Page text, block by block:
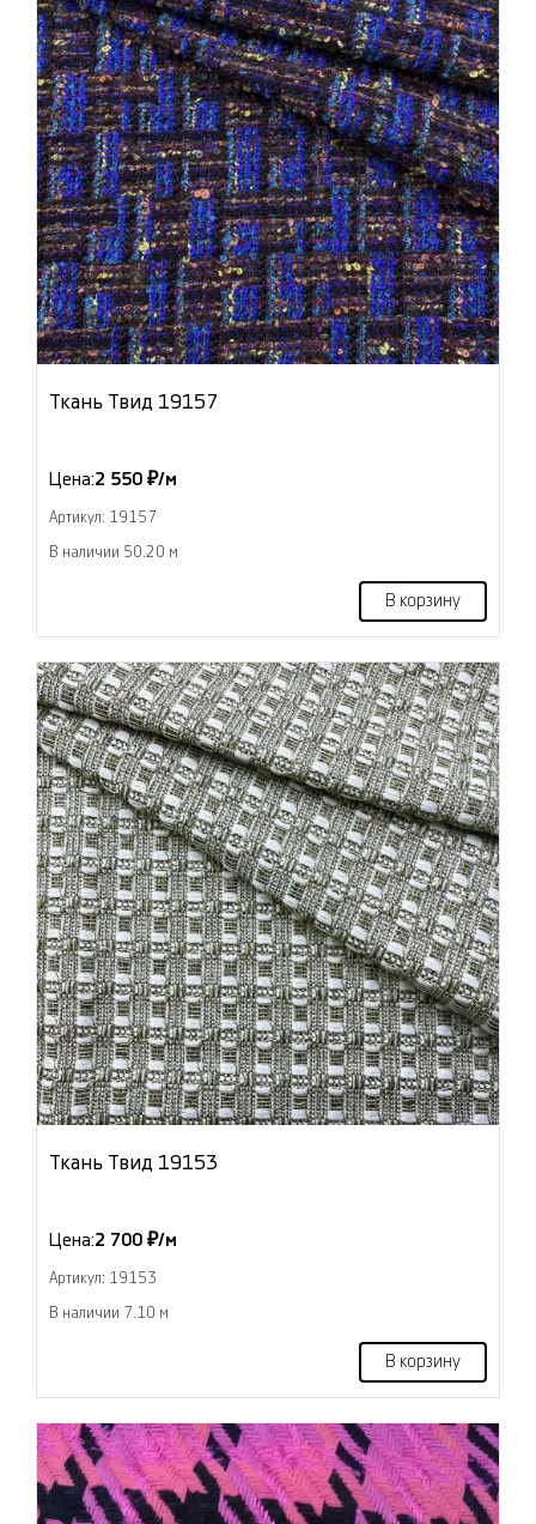
Ткань Твид 19157
Цена:2 550 ₽/м
Артикул: 19157
В наличии 50.20 м
В корзину
Ткань Твид 19153
Цена:2 700 ₽/м
Артикул: 19153
В наличии 7.10 м
В корзину